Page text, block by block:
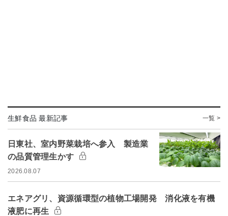
生鮮食品 最新記事 一覧 >
日東社、室内野菜栽培へ参入 製造業
の品質管理生かす
2026.08.07
エネアグリ、資源循環型の植物工場開発 消化液を有機
液肥に再生